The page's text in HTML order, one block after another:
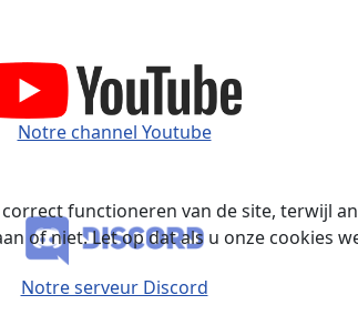
Notre channel Youtube
Notre serveur Discord
functioneren van de site, terwijl
of niet. Let op dat als u onze cookies